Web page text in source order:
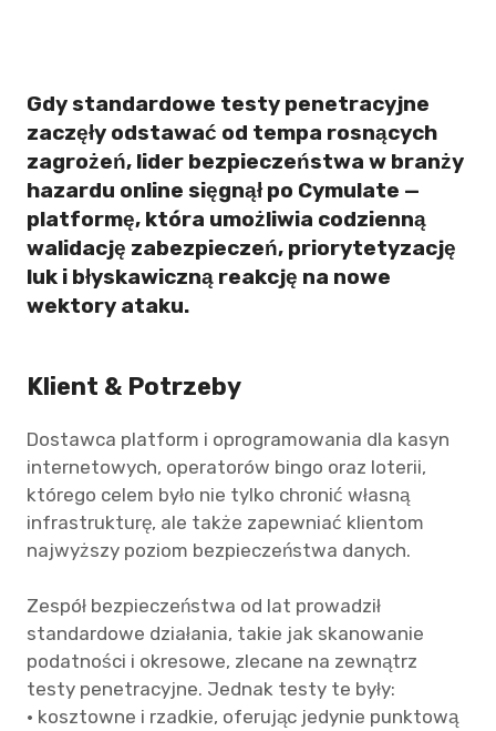
Gdy standardowe testy penetracyjne
zaczęły odstawać od tempa rosnących
zagrożeń, lider bezpieczeństwa w branży
hazardu online sięgnął po Cymulate —
platformę, która umożliwia codzienną
walidację zabezpieczeń, priorytetyzację
luk i błyskawiczną reakcję na nowe
wektory ataku.
Klient & Potrzeby
Dostawca platform i oprogramowania dla kasyn
internetowych, operatorów bingo oraz loterii,
którego celem było nie tylko chronić własną
infrastrukturę, ale także zapewniać klientom
najwyższy poziom bezpieczeństwa danych.
Zespół bezpieczeństwa od lat prowadził
standardowe działania, takie jak skanowanie
podatności i okresowe, zlecane na zewnątrz
testy penetracyjne. Jednak testy te były:
• kosztowne i rzadkie, oferując jedynie punktową